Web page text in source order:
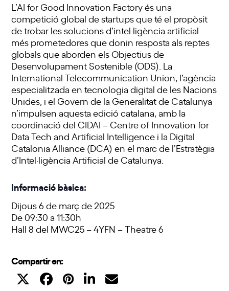
L’AI for Good Innovation Factory és una
competició global de startups que té el propòsit
de trobar les solucions d’intel·ligència artificial
més prometedores que donin resposta als reptes
globals que aborden els Objectius de
Desenvolupament Sostenible (ODS). La
International Telecommunication Union, l’agència
especialitzada en tecnologia digital de les Nacions
Unides, i el Govern de la Generalitat de Catalunya
n’impulsen aquesta edició catalana, amb la
coordinació del CIDAI – Centre of Innovation for
Data Tech and Artificial Intelligence i la Digital
Catalonia Alliance (DCA) en el marc de l’Estratègia
d’Intel·ligència Artificial de Catalunya.
Informació bàsica:
Dijous 6 de març de 2025
De 09:30 a 11:30h
Hall 8 del MWC25 – 4YFN – Theatre 6
Compartir en: